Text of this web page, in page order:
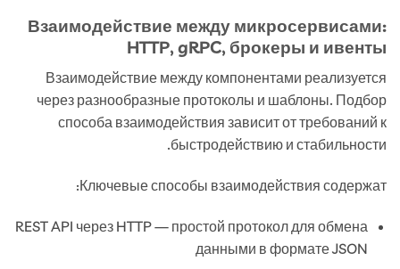
Взаимодействие между микросервисами:
HTTP, gRPC, брокеры и ивенты
Взаимодействие между компонентами реализуется
через разнообразные протоколы и шаблоны. Подбор
способа взаимодействия зависит от требований к
быстродействию и стабильности.
Ключевые способы взаимодействия содержат:
REST API через HTTP — простой протокол для обмена
данными в формате JSON